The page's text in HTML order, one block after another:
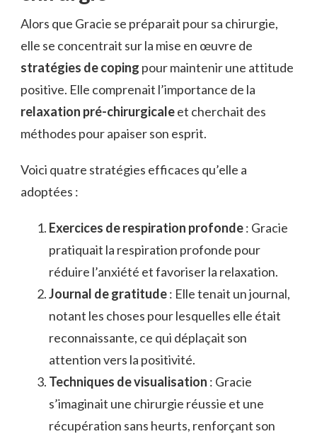
Alors que Gracie se préparait pour sa chirurgie,
elle se concentrait sur la mise en œuvre de
stratégies de coping pour maintenir une attitude
positive. Elle comprenait l’importance de la
relaxation pré-chirurgicaleet cherchait des
méthodes pour apaiser son esprit.
Voici quatre stratégies efficaces qu’elle a
adoptées :
Exercices de respiration profonde: Gracie
pratiquait la respiration profonde pour
réduire l’anxiété et favoriser la relaxation.
Journal de gratitude: Elle tenait un journal,
notant les choses pour lesquelles elle était
reconnaissante, ce qui déplaçait son
attention vers la positivité.
Techniques de visualisation : Gracie
s’imaginait une chirurgie réussie et une
récupération sans heurts, renforçant son